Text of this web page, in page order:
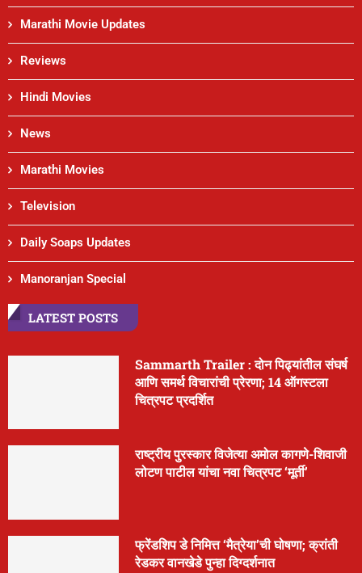
Marathi Movie Updates
Reviews
Hindi Movies
News
Marathi Movies
Television
Daily Soaps Updates
Manoranjan Special
LATEST POSTS
Sammarth Trailer : दोन पिढ्यांतील संघर्ष
आणि समर्थ विचारांची प्रेरणा; 14 ऑगस्टला
चित्रपट प्रदर्शित
राष्ट्रीय पुरस्कार विजेत्या अमोल कागणे-शिवाजी
लोटण पाटील यांचा नवा चित्रपट ‘मूर्ती’
फ्रेंडशिप डे निमित्त ‘मैत्रेया’ची घोषणा; क्रांती
रेडकर वानखेडे पुन्हा दिग्दर्शनात